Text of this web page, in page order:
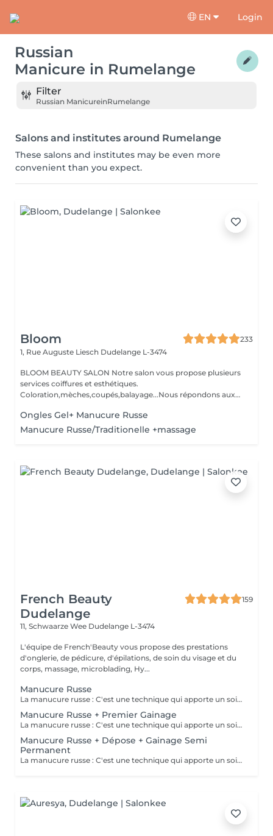
EN Login
Russian
Manicure in Rumelange
Filter
Russian ManicureinRumelange
Salons and institutes around Rumelange
These salons and institutes may be even more
convenient than you expect.
Bloom
233
1, Rue Auguste Liesch Dudelange L-3474
BLOOM BEAUTY SALON Notre salon vous propose plusieurs
services coiffures et esthétiques.
Coloration,mèches,coupés,balayage...Nous répondons aux
Ongles Gel+ Manucure Russe
Manucure Russe/Traditionelle +massage
French Beauty
Dudelange
159
11, Schwaarze Wee Dudelange L-3474
L'équipe de French'Beauty vous propose des prestations
d'onglerie, de pédicure, d'épilations, de soin du visage et du
corps, massage, microblading, Hy...
Manucure Russe
La manucure russe : C'est une technique qui apporte un soin complet de l'ongle naturel et des cuticules. Grâce à la manucure russe l'ongle est entièrement nettoyé des peaux et cuticules collés, ce qui apporte un rendu net et durable.
Manucure Russe + Premier Gainage
La manucure russe : C'est une technique qui apporte un soin complet de l'ongle naturel et des cuticules. Grâce à la manucure russe le semi permanent est posé sous la cuticule ce qui permet une repousse invisible de 7 à 12 jours. Cette prestation comprend la manucure russe complète ainsi que la pose renforcée au semi permanent (aucune dépose ne sera faite)
Manucure Russe + Dépose + Gainage Semi
Permanent
La manucure russe : C'est une technique qui apporte un soin complet de l'ongle naturel et des cuticules. Grâce à la manucure russe le semi permanent est posé sous la cuticule ce qui permet une repousse invisible de 7 à 12 jours. Cette prestation comprend la dépose de votre ancienne couleur, la manucure russe complète ainsi que la pose d'un semi permanent renforcé